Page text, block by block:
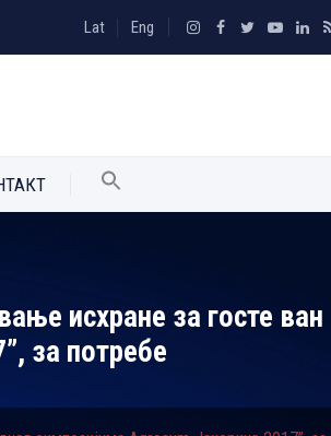
Lat Eng
исхране за госте ван
за потребе